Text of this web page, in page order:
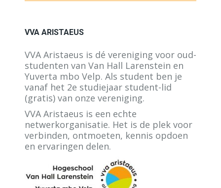
VVA ARISTAEUS
VVA Aristaeus is dé vereniging voor oud-
studenten van Van Hall Larenstein en
Yuverta mbo Velp. Als student ben je
vanaf het 2e studiejaar student-lid
(gratis) van onze vereniging.
VVA Aristaeus is een echte
netwerkorganisatie. Het is de plek voor
verbinden, ontmoeten, kennis opdoen
en ervaringen delen.